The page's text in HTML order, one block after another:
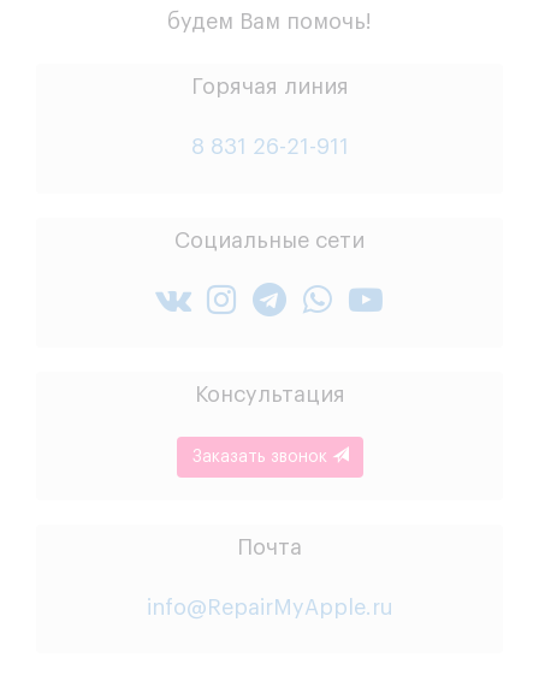
будем Вам помочь!
Горячая линия
8 831 26-21-911
Социальные сети
Консультация
Заказать звонок
Почта
info@RepairMyApple.ru